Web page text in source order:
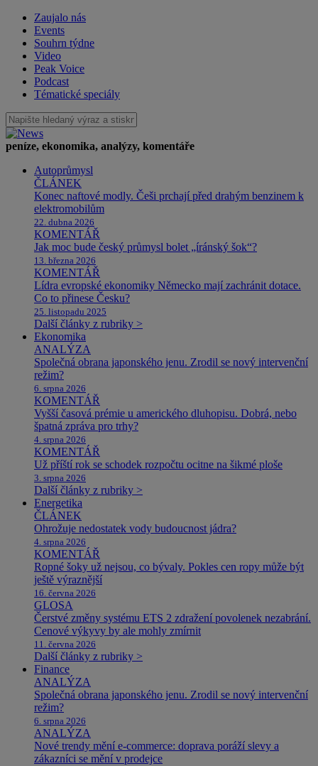
Zaujalo nás
Events
Souhrn týdne
Video
Peak Voice
Podcast
Tématické speciály
peníze, ekonomika, analýzy, komentáře
Autoprůmysl
ČLÁNEK
Konec naftové modly. Češi prchají před drahým benzinem k
elektromobilům
22. dubna 2026
KOMENTÁŘ
Jak moc bude český průmysl bolet „íránský šok“?
13. března 2026
KOMENTÁŘ
Lídra evropské ekonomiky Německo mají zachránit dotace.
Co to přinese Česku?
25. listopadu 2025
Další články z rubriky >
Ekonomika
ANALÝZA
Společná obrana japonského jenu. Zrodil se nový intervenční
režim?
6. srpna 2026
KOMENTÁŘ
Vyšší časová prémie u amerického dluhopisu. Dobrá, nebo
špatná zpráva pro trhy?
4. srpna 2026
KOMENTÁŘ
Už příští rok se schodek rozpočtu ocitne na šikmé ploše
3. srpna 2026
Další články z rubriky >
Energetika
ČLÁNEK
Ohrožuje nedostatek vody budoucnost jádra?
4. srpna 2026
KOMENTÁŘ
Ropné šoky už nejsou, co bývaly. Pokles cen ropy může být
ještě výraznější
16. června 2026
GLOSA
Čerstvé změny systému ETS 2 zdražení povolenek nezabrání.
Cenové výkyvy by ale mohly zmírnit
11. června 2026
Další články z rubriky >
Finance
ANALÝZA
Společná obrana japonského jenu. Zrodil se nový intervenční
režim?
6. srpna 2026
ANALÝZA
Nové trendy mění e-commerce: doprava poráží slevy a
zákazníci se mění v prodejce